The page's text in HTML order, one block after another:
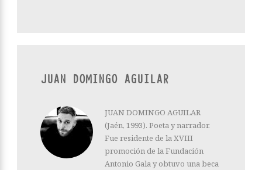
JUAN DOMINGO AGUILAR
JUAN DOMINGO AGUILAR
(Jaén, 1993). Poeta y narrador.
Fue residente de la XVIII
promoción de la Fundación
Antonio Gala y obtuvo una beca